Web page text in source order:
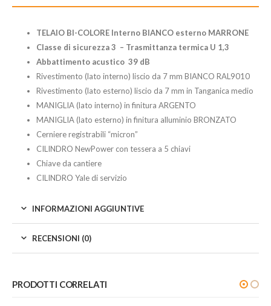
TELAIO BI-COLORE Interno BIANCO esterno MARRONE
Classe di sicurezza 3 – Trasmittanza termica U 1,3
Abbattimento acustico 39 dB
Rivestimento (lato interno) liscio da 7 mm BIANCO RAL9010
Rivestimento (lato esterno) liscio da 7 mm in Tanganica medio
MANIGLIA (lato interno) in finitura ARGENTO
MANIGLIA (lato esterno) in finitura alluminio BRONZATO
Cerniere registrabili “micron”
CILINDRO NewPower con tessera a 5 chiavi
Chiave da cantiere
CILINDRO Yale di servizio
INFORMAZIONI AGGIUNTIVE
RECENSIONI (0)
PRODOTTI CORRELATI